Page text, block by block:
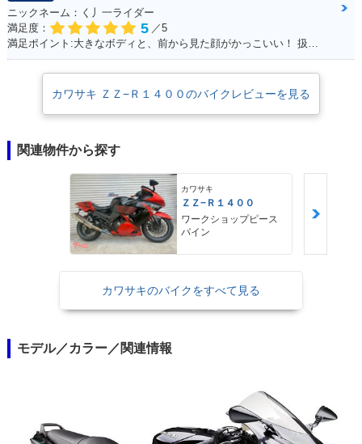
ニックネーム：く丿一ライダー
満足度：
5 ／5
満足ポイント:大きなボディと、前から見た顔がかっこいい！ 扱いきれないほどの圧倒的なパワー！キャップなどは色を合わせています！
カワサキ ＺＺ−Ｒ１４００のバイクレビューを見る
関連物件から探す
カワサキ
ＺＺ−Ｒ１４００
ワークショップピース
パイン
カワサキのバイクをすべて見る
モデル／カラー／関連情報